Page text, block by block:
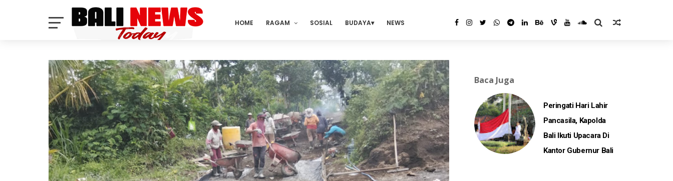
HOME RAGAM SOSIAL BUDAYA NEWS
Baca Juga
Peringati Hari Lahir
Pancasila, Kapolda
Bali Ikuti Upacara Di
Kantor Gubernur Bali